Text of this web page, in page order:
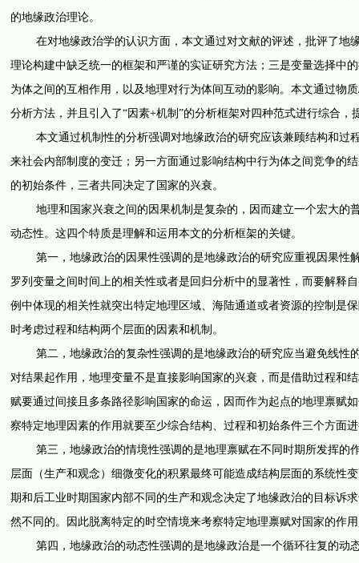
的地缘政治理论。
在对地缘政治学的认识方面，本文通过对文献的评述，批评了地
理论构建中缺乏统一的框架和严谨的实证研究方法；三是变量选择中
为体之间的互相作用，以及地理对行为体间互动的影响。本文通过物
分析方法，并且引入了“因素+机制”的分析框架对四种范式进行综合，
本文通过机制性的分析强调对地缘政治的研究应该兼顾结构和过
来社会内部制度的变迁；另一方面通过影响结构中行为体之间竞争的
的初始条件，三者共同决定了国家的兴衰。
地理和国家兴衰之间的因果机制是复杂的，因而建立一个宏大的
动态性。这四个特质是理解和运用本文的分析框架的关键。
第一，地缘政治的因果性强调的是地缘政治的研究应重视因果性
罗列变量之间时间上的相关性或者是回归分析中的显著性，而要解释
例中体现的相关性就突出特定地理区域、海陆通道或者资源的控制是
时考虑过程和结构两个层面的因素和机制。
第二，地缘政治的复杂性强调的是地缘政治的研究应当避免线性
对结果起作用，地理变量不是直接影响国家的兴衰，而是借助过程和
赋要通过间接且多条路径影响国家的命运，因而作为起点的地理禀赋
察特定地理因素的作用就要至少综合结构、过程和初始条件三个方面
第三，地缘政治的情境性强调的是地理禀赋在不同时期所发挥的
层面（生产和观念）细微变化的积累最终可能造成结构层面的系统性
期和后工业时期国家内部不同的生产和观念决定了地缘政治的目标诉
然不同的。因此脱离特定的时空情境来考察特定地理禀赋对国家的作
第四，地缘政治的动态性强调的是地缘政治是一个循环往复的动